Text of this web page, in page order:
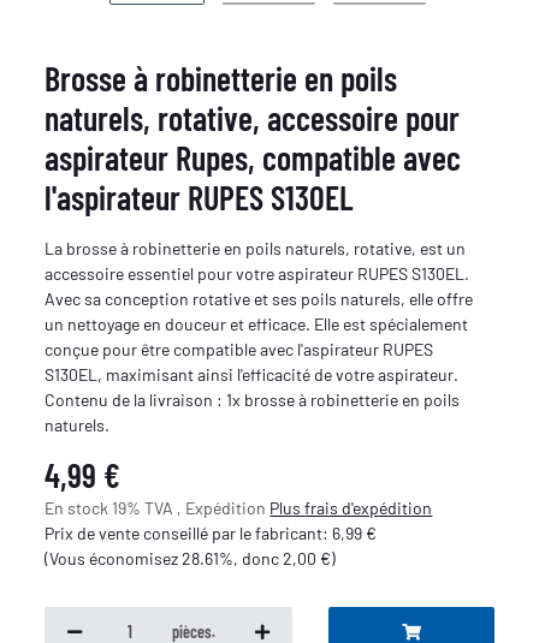
Brosse à robinetterie en poils
naturels, rotative, accessoire pour
aspirateur Rupes, compatible avec
l'aspirateur RUPES S130EL
La brosse à robinetterie en poils naturels, rotative, est un
accessoire essentiel pour votre aspirateur RUPES S130EL.
Avec sa conception rotative et ses poils naturels, elle offre
un nettoyage en douceur et efficace. Elle est spécialement
conçue pour être compatible avec l'aspirateur RUPES
S130EL, maximisant ainsi l'efficacité de votre aspirateur.
Contenu de la livraison : 1x brosse à robinetterie en poils
naturels.
4,99 €
En stock 19% TVA , Expédition Plusfrais d'expédition
Prix de vente conseillé par le fabricant: 6,99 €
(Vous économisez28.61%, donc2,00 €)
pièces.